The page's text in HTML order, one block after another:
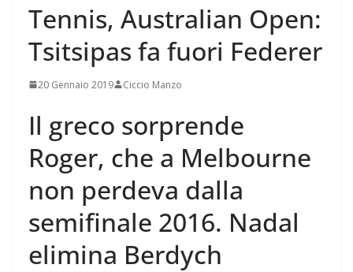
Tennis, Australian Open:
Tsitsipas fa fuori Federer
20 Gennaio 2019 Ciccio Manzo
Il greco sorprende
Roger, che a Melbourne
non perdeva dalla
semifinale 2016. Nadal
elimina Berdych